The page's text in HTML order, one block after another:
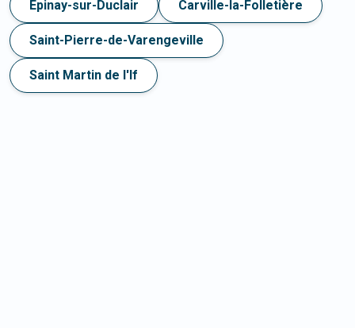
Épinay-sur-Duclair Carville-la-Folletière
Saint-Pierre-de-Varengeville
Saint Martin de l'If